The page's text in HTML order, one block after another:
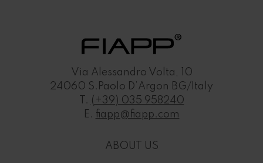
Via Alessandro Volta, 10
24060 S.Paolo D’Argon BG/Italy
T. (+39) 035 958240
E. fiapp@fiapp.com
ABOUT US